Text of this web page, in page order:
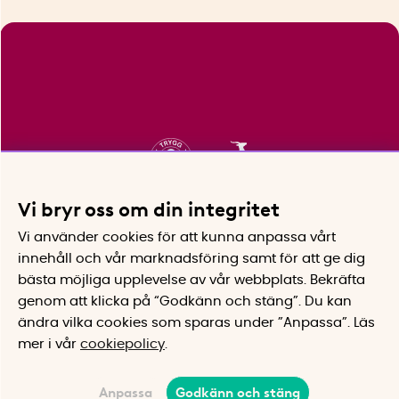
Vi bryr oss om din integritet
Vi använder cookies för att kunna anpassa vårt
innehåll och vår marknadsföring samt för att ge dig
bästa möjliga upplevelse av vår webbplats.
Bekräfta
genom att klicka på “Godkänn och stäng”. Du kan
ändra vilka cookies som sparas under ”Anpassa”.
Läs
mer i vår cookiepolicy
Anpassa Godkänn och stäng